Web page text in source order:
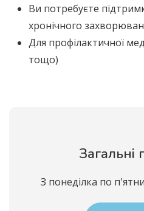
Ви потребуєте
хронічного
Для профілактичної
тощо)
Загальні
З понеділка по